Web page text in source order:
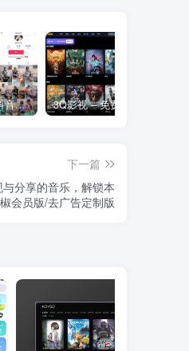
TikTok_v45.5.3抖音国际版_免拔卡解锁全球版
下一篇
分享的音乐，解锁本
会员版/去广告定制版